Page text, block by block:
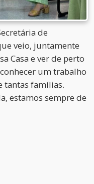
de
veio, juntamente
Casa e ver de perto
um trabalho
tantas famílias.
estamos sempre de